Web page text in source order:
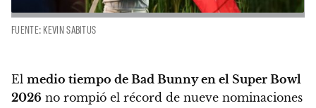
FUENTE: KEVIN SABITUS
El medio tiempo de Bad Bunny en el Super Bowl
2026 no rompió el récord de nueve nominaciones